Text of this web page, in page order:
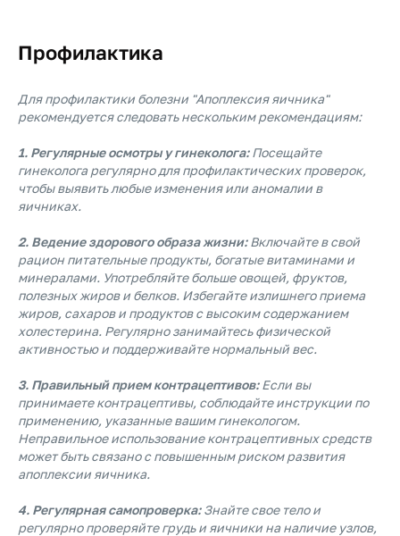
Профилактика
Для профилактики болезни "Апоплексия яичника"
рекомендуется следовать нескольким рекомендациям:
1. Регулярные осмотры у гинеколога:Посещайте
гинеколога регулярно для профилактических проверок,
чтобы выявить любые изменения или аномалии в
яичниках.
2. Ведение здорового образа жизни:Включайте в свой
рацион питательные продукты, богатые витаминами и
минералами. Употребляйте больше овощей, фруктов,
полезных жиров и белков. Избегайте излишнего приема
жиров, сахаров и продуктов с высоким содержанием
холестерина. Регулярно занимайтесь физической
активностью и поддерживайте нормальный вес.
3. Правильный прием контрацептивов:Если вы
принимаете контрацептивы, соблюдайте инструкции по
применению, указанные вашим гинекологом.
Неправильное использование контрацептивных средств
может быть связано с повышенным риском развития
апоплексии яичника.
4. Регулярная самопроверка:Знайте свое тело и
регулярно проверяйте грудь и яичники на наличие узлов,